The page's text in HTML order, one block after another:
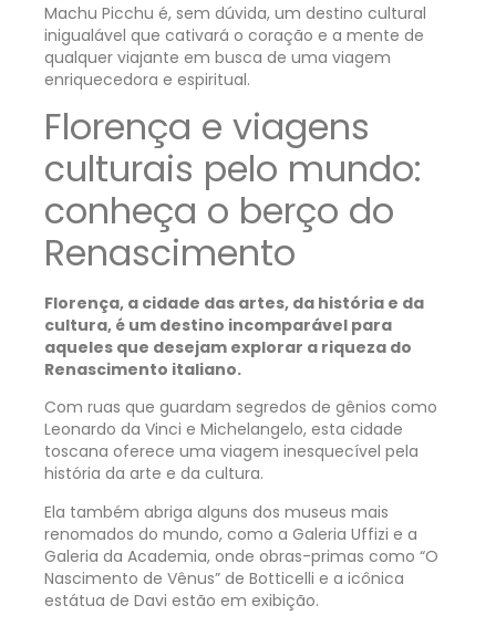
Machu Picchu é, sem dúvida, um destino cultural
inigualável que cativará o coração e a mente de
qualquer viajante em busca de uma viagem
enriquecedora e espiritual.
Florença e viagens
culturais pelo mundo:
conheça o berço do
Renascimento
Florença, a cidade das artes, da história e da
cultura, é um destino incomparável para
aqueles que desejam explorar a riqueza do
Renascimento italiano.
Com ruas que guardam segredos de gênios como
Leonardo da Vinci e Michelangelo, esta cidade
toscana oferece uma viagem inesquecível pela
história da arte e da cultura.
Ela também abriga alguns dos museus mais
renomados do mundo, como a Galeria Uffizi e a
Galeria da Academia, onde obras-primas como “O
Nascimento de Vênus” de Botticelli e a icônica
estátua de Davi estão em exibição.